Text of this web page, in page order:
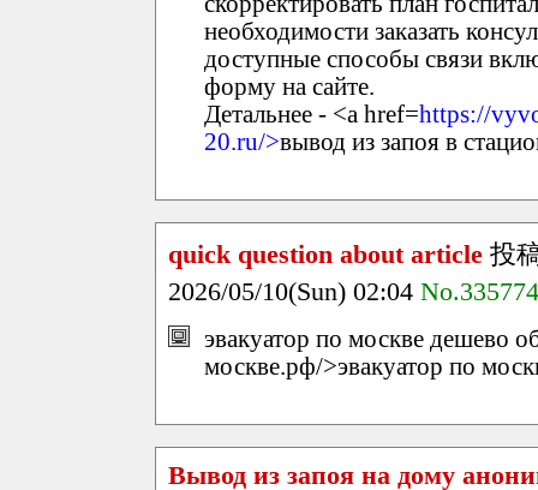
необходимости заказать
доступные способы связи
форму на сайте.
Детальнее - <a href=https://
20.ru/>вывод из запоя в
quick question about article 投
2026/05/10(Sun) 02:04 No.335774
эвакуатор по москве дешево
москве.рф/>эвакуатор по
Вывод из запоя на дому